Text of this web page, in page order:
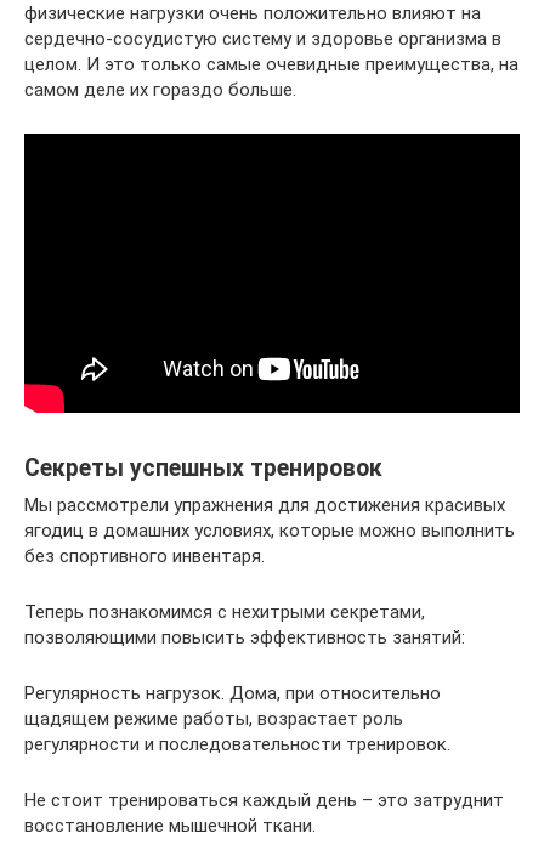
физические нагрузки очень положительно влияют на
сердечно-сосудистую систему и здоровье организма в
целом. И это только самые очевидные преимущества, на
самом деле их гораздо больше.
Секреты успешных тренировок
Мы рассмотрели упражнения для достижения красивых
ягодиц в домашних условиях, которые можно выполнить
без спортивного инвентаря.
Теперь познакомимся с нехитрыми секретами,
позволяющими повысить эффективность занятий:
Регулярность нагрузок. Дома, при относительно
щадящем режиме работы, возрастает роль
регулярности и последовательности тренировок.
Не стоит тренироваться каждый день – это затруднит
восстановление мышечной ткани.